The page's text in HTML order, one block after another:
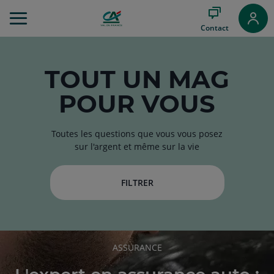
au
Contact
TOUT UN MAG
POUR VOUS
Toutes les questions que vous vous posez
sur l'argent et même sur la vie
FILTRER
RUBRIQUE
DE
L'ARTICLE
ASSURANCE